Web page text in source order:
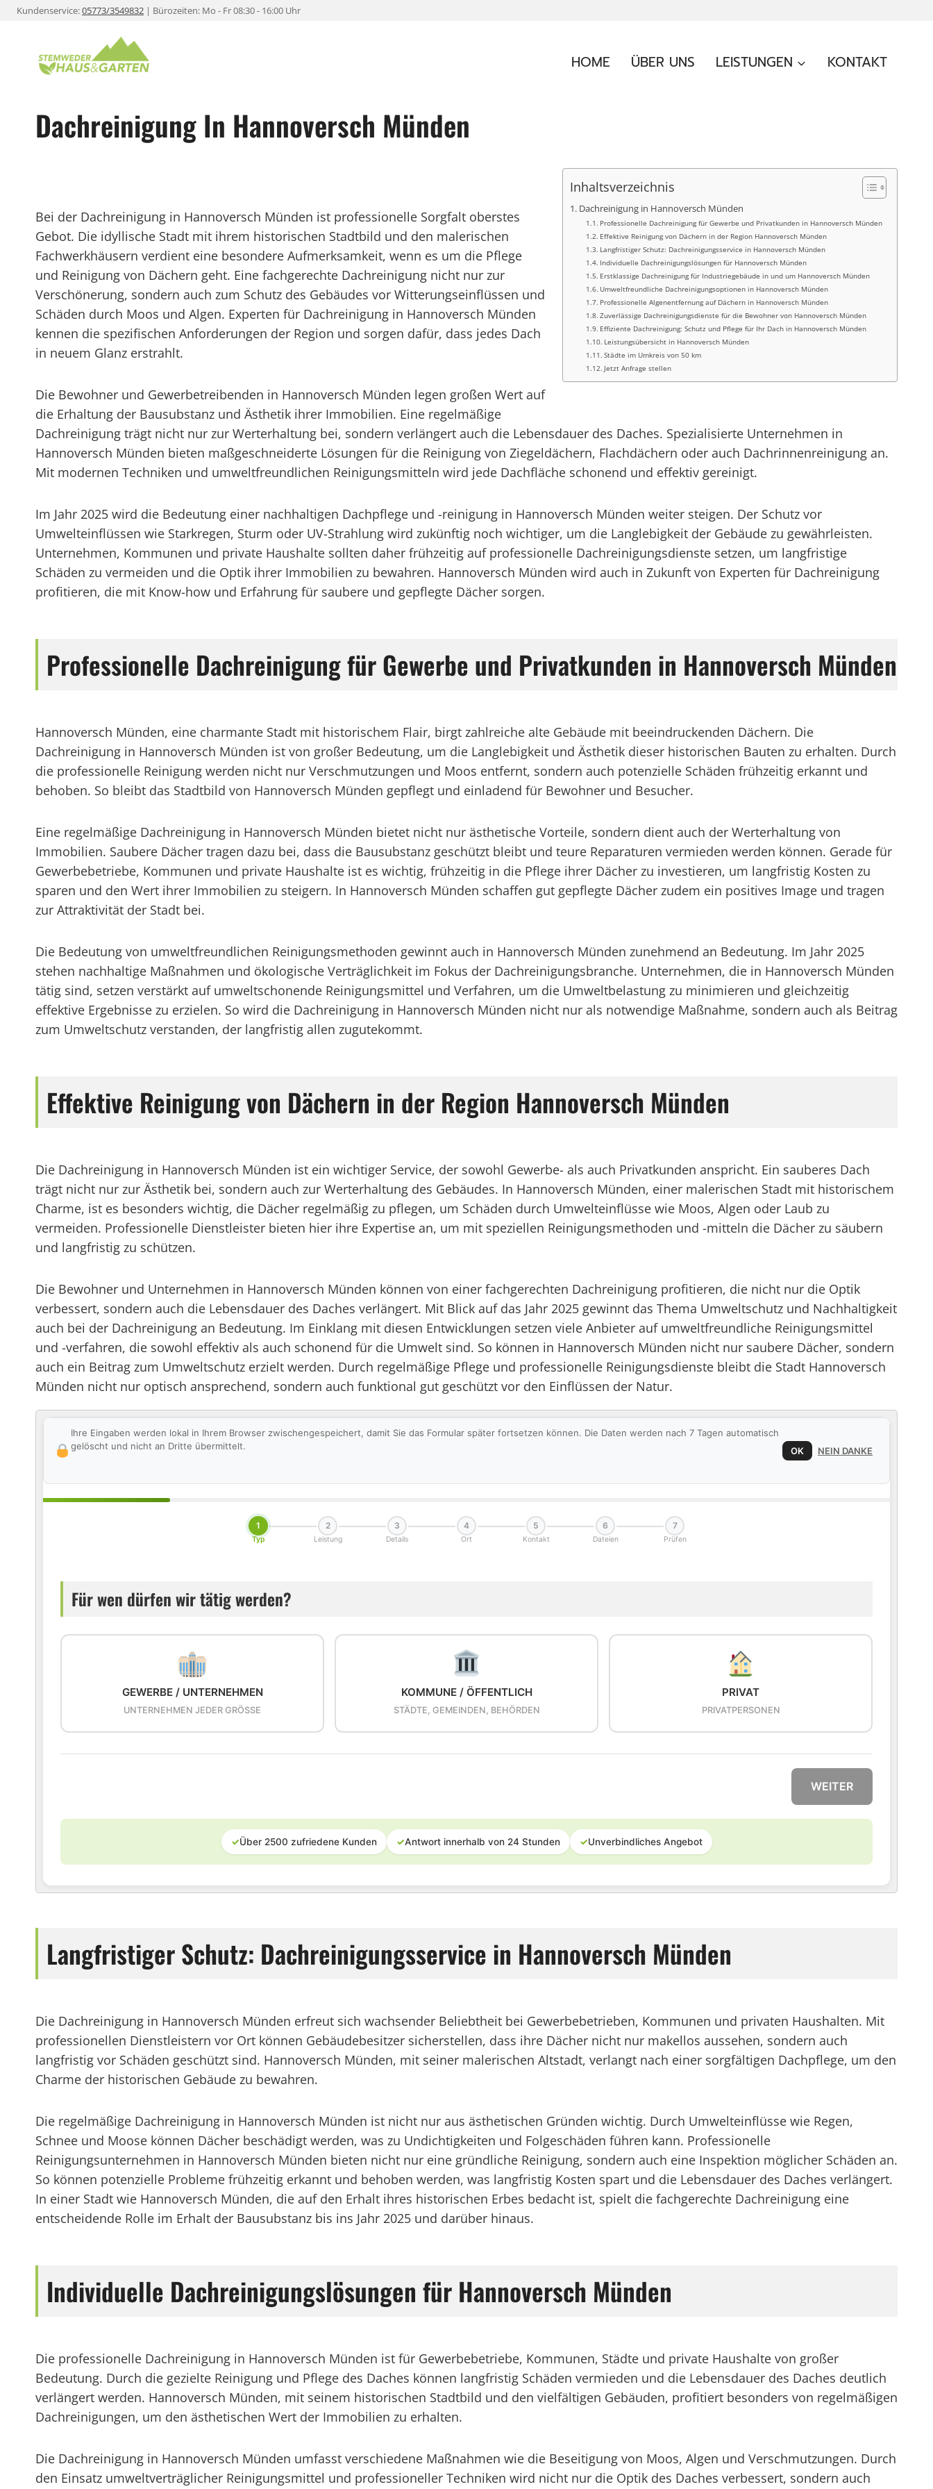
ZumKundenservice:05773/3549832 | Bürozeiten: Mo - Fr 08:30 - 16:00 Uhr
HOME ÜBER UNS LEISTUNGEN KONTAKT
Dachreinigung In Hannoversch Münden
Inhaltsverzeichnis
Dachreinigung in Hannoversch Münden
Professionelle Dachreinigung für Gewerbe und Privatkunden in Hannoversch Münden
Effektive Reinigung von Dächern in der Region Hannoversch Münden
Langfristiger Schutz: Dachreinigungsservice in Hannoversch Münden
Individuelle Dachreinigungslösungen für Hannoversch Münden
Erstklassige Dachreinigung für Industriegebäude in und um Hannoversch Münden
Umweltfreundliche Dachreinigungsoptionen in Hannoversch Münden
Professionelle Algenentfernung auf Dächern in Hannoversch Münden
Zuverlässige Dachreinigungsdienste für die Bewohner von Hannoversch Münden
Effiziente Dachreinigung: Schutz und Pflege für Ihr Dach in Hannoversch Münden
Leistungsübersicht in Hannoversch Münden
Städte im Umkreis von 50 km
Jetzt Anfrage stellen
Bei der Dachreinigung in Hannoversch Münden ist professionelle Sorgfalt oberstes
Gebot. Die idyllische Stadt mit ihrem historischen Stadtbild und den malerischen
Fachwerkhäusern verdient eine besondere Aufmerksamkeit, wenn es um die Pflege
und Reinigung von Dächern geht. Eine fachgerechte Dachreinigung nicht nur zur
Verschönerung, sondern auch zum Schutz des Gebäudes vor Witterungseinflüssen und
Schäden durch Moos und Algen. Experten für Dachreinigung in Hannoversch Münden
kennen die spezifischen Anforderungen der Region und sorgen dafür, dass jedes Dach
in neuem Glanz erstrahlt.
Die Bewohner und Gewerbetreibenden in Hannoversch Münden legen großen Wert auf
die Erhaltung der Bausubstanz und Ästhetik ihrer Immobilien. Eine regelmäßige
Dachreinigung trägt nicht nur zur Werterhaltung bei, sondern verlängert auch die Lebensdauer des Daches. Spezialisierte Unternehmen in
Hannoversch Münden bieten maßgeschneiderte Lösungen für die Reinigung von Ziegeldächern, Flachdächern oder auch Dachrinnenreinigung an.
Mit modernen Techniken und umweltfreundlichen Reinigungsmitteln wird jede Dachfläche schonend und effektiv gereinigt.
Im Jahr 2025 wird die Bedeutung einer nachhaltigen Dachpflege und -reinigung in Hannoversch Münden weiter steigen. Der Schutz vor
Umwelteinflüssen wie Starkregen, Sturm oder UV-Strahlung wird zukünftig noch wichtiger, um die Langlebigkeit der Gebäude zu gewährleisten.
Unternehmen, Kommunen und private Haushalte sollten daher frühzeitig auf professionelle Dachreinigungsdienste setzen, um langfristige
Schäden zu vermeiden und die Optik ihrer Immobilien zu bewahren. Hannoversch Münden wird auch in Zukunft von Experten für Dachreinigung
profitieren, die mit Know-how und Erfahrung für saubere und gepflegte Dächer sorgen.
Professionelle Dachreinigung für Gewerbe und Privatkunden in Hannoversch Münden
Hannoversch Münden, eine charmante Stadt mit historischem Flair, birgt zahlreiche alte Gebäude mit beeindruckenden Dächern. Die
Dachreinigung in Hannoversch Münden ist von großer Bedeutung, um die Langlebigkeit und Ästhetik dieser historischen Bauten zu erhalten. Durch
die professionelle Reinigung werden nicht nur Verschmutzungen und Moos entfernt, sondern auch potenzielle Schäden frühzeitig erkannt und
behoben. So bleibt das Stadtbild von Hannoversch Münden gepflegt und einladend für Bewohner und Besucher.
Eine regelmäßige Dachreinigung in Hannoversch Münden bietet nicht nur ästhetische Vorteile, sondern dient auch der Werterhaltung von
Immobilien. Saubere Dächer tragen dazu bei, dass die Bausubstanz geschützt bleibt und teure Reparaturen vermieden werden können. Gerade für
Gewerbebetriebe, Kommunen und private Haushalte ist es wichtig, frühzeitig in die Pflege ihrer Dächer zu investieren, um langfristig Kosten zu
sparen und den Wert ihrer Immobilien zu steigern. In Hannoversch Münden schaffen gut gepflegte Dächer zudem ein positives Image und tragen
zur Attraktivität der Stadt bei.
Die Bedeutung von umweltfreundlichen Reinigungsmethoden gewinnt auch in Hannoversch Münden zunehmend an Bedeutung. Im Jahr 2025
stehen nachhaltige Maßnahmen und ökologische Verträglichkeit im Fokus der Dachreinigungsbranche. Unternehmen, die in Hannoversch Münden
tätig sind, setzen verstärkt auf umweltschonende Reinigungsmittel und Verfahren, um die Umweltbelastung zu minimieren und gleichzeitig
effektive Ergebnisse zu erzielen. So wird die Dachreinigung in Hannoversch Münden nicht nur als notwendige Maßnahme, sondern auch als Beitrag
zum Umweltschutz verstanden, der langfristig allen zugutekommt.
Effektive Reinigung von Dächern in der Region Hannoversch Münden
Die Dachreinigung in Hannoversch Münden ist ein wichtiger Service, der sowohl Gewerbe- als auch Privatkunden anspricht. Ein sauberes Dach
trägt nicht nur zur Ästhetik bei, sondern auch zur Werterhaltung des Gebäudes. In Hannoversch Münden, einer malerischen Stadt mit historischem
Charme, ist es besonders wichtig, die Dächer regelmäßig zu pflegen, um Schäden durch Umwelteinflüsse wie Moos, Algen oder Laub zu
vermeiden. Professionelle Dienstleister bieten hier ihre Expertise an, um mit speziellen Reinigungsmethoden und -mitteln die Dächer zu säubern
und langfristig zu schützen.
Die Bewohner und Unternehmen in Hannoversch Münden können von einer fachgerechten Dachreinigung profitieren, die nicht nur die Optik
verbessert, sondern auch die Lebensdauer des Daches verlängert. Mit Blick auf das Jahr 2025 gewinnt das Thema Umweltschutz und Nachhaltigkeit
auch bei der Dachreinigung an Bedeutung. Im Einklang mit diesen Entwicklungen setzen viele Anbieter auf umweltfreundliche Reinigungsmittel
und -verfahren, die sowohl effektiv als auch schonend für die Umwelt sind. So können in Hannoversch Münden nicht nur saubere Dächer, sondern
auch ein Beitrag zum Umweltschutz erzielt werden. Durch regelmäßige Pflege und professionelle Reinigungsdienste bleibt die Stadt Hannoversch
Münden nicht nur optisch ansprechend, sondern auch funktional gut geschützt vor den Einflüssen der Natur.
Ihre Eingaben werden lokal in Ihrem Browser zwischengespeichert, damit Sie das Formular später fortsetzen können. Die Daten werden nach 7 Tagen automatisch
gelöscht und nicht an Dritte übermittelt.
OK NEIN DANKE
1
Typ
2
Leistung
3
Details
4
Ort
5
Kontakt
6
Dateien
7
Prüfen
Für wen dürfen wir tätig werden?
GEWERBE / UNTERNEHMEN
UNTERNEHMEN JEDER GRÖSSE
KOMMUNE / ÖFFENTLICH
STÄDTE, GEMEINDEN, BEHÖRDEN
PRIVAT
PRIVATPERSONEN
WEITER
✓Über 2500 zufriedene Kunden ✓Antwort innerhalb von 24 Stunden ✓Unverbindliches Angebot
Langfristiger Schutz: Dachreinigungsservice in Hannoversch Münden
Die Dachreinigung in Hannoversch Münden erfreut sich wachsender Beliebtheit bei Gewerbebetrieben, Kommunen und privaten Haushalten. Mit
professionellen Dienstleistern vor Ort können Gebäudebesitzer sicherstellen, dass ihre Dächer nicht nur makellos aussehen, sondern auch
langfristig vor Schäden geschützt sind. Hannoversch Münden, mit seiner malerischen Altstadt, verlangt nach einer sorgfältigen Dachpflege, um den
Charme der historischen Gebäude zu bewahren.
Die regelmäßige Dachreinigung in Hannoversch Münden ist nicht nur aus ästhetischen Gründen wichtig. Durch Umwelteinflüsse wie Regen,
Schnee und Moose können Dächer beschädigt werden, was zu Undichtigkeiten und Folgeschäden führen kann. Professionelle
Reinigungsunternehmen in Hannoversch Münden bieten nicht nur eine gründliche Reinigung, sondern auch eine Inspektion möglicher Schäden an.
So können potenzielle Probleme frühzeitig erkannt und behoben werden, was langfristig Kosten spart und die Lebensdauer des Daches verlängert.
In einer Stadt wie Hannoversch Münden, die auf den Erhalt ihres historischen Erbes bedacht ist, spielt die fachgerechte Dachreinigung eine
entscheidende Rolle im Erhalt der Bausubstanz bis ins Jahr 2025 und darüber hinaus.
Individuelle Dachreinigungslösungen für Hannoversch Münden
Die professionelle Dachreinigung in Hannoversch Münden ist für Gewerbebetriebe, Kommunen, Städte und private Haushalte von großer
Bedeutung. Durch die gezielte Reinigung und Pflege des Daches können langfristig Schäden vermieden und die Lebensdauer des Daches deutlich
verlängert werden. Hannoversch Münden, mit seinem historischen Stadtbild und den vielfältigen Gebäuden, profitiert besonders von regelmäßigen
Dachreinigungen, um den ästhetischen Wert der Immobilien zu erhalten.
Die Dachreinigung in Hannoversch Münden umfasst verschiedene Maßnahmen wie die Beseitigung von Moos, Algen und Verschmutzungen. Durch
den Einsatz umweltverträglicher Reinigungsmittel und professioneller Techniken wird nicht nur die Optik des Daches verbessert, sondern auch